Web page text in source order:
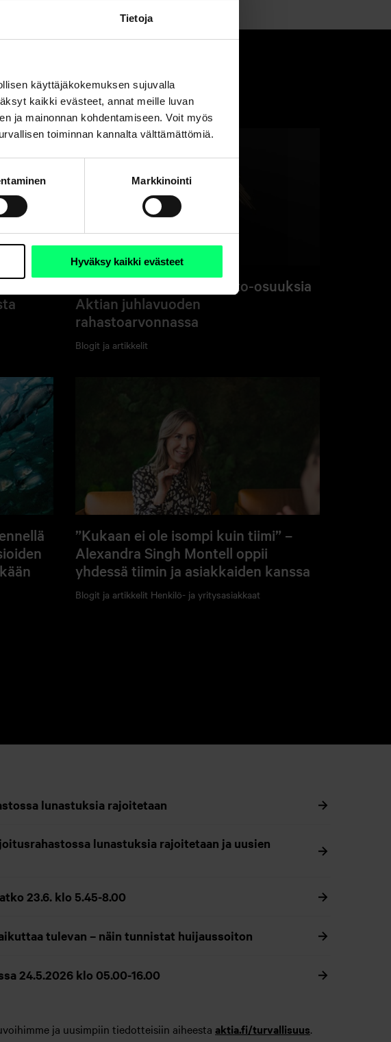
Tietoja
käyttäjäkokemuksen sujuvalla
kaikki evästeet, annat meille luvan
ja mainonnan kohdentamiseen. Voit myös
toiminnan kannalta välttämättömiä.
Markkinointi
Hyväksy kaikki evästeet
Voita 2 000 eurolla rahasto-osuuksia
Aktian juhlavuoden
rahastoarvonnassa
Blogit ja artikkelit
”Kukaan ei ole isompi kuin tiimi” –
Alexandra Singh Montell oppii
yhdessä tiimin ja asiakkaiden kanssa
Blogit ja artikkelit Henkilö- ja yritysasiakkaat
lunastuksia rajoitetaan
lunastuksia rajoitetaan ja uusien
23.6. klo 5.45-8.00
tulevan – näin tunnistat huijaussoiton
24.5.2026 klo 05.00-16.00
ja uusimpiin tiedotteisiin aiheesta aktia.fi/turvallisuus.